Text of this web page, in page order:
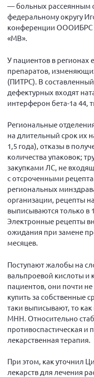
Конференция
Конференция
Конференция ВСЭ
Конференция
Документы
Первый съезд
Второй съезд
Четвертый съезд
Пятый съезд
Шестой съезд
ОФ «Фонд
склерозом»
Новости: Казахстан
Письма и
Нормативно-
Публичные отчеты
Исследования,
Всероссийская
"Рассеянный
ОООИБРС" (25-
Всероссийская
"Рассеянный
— больных рассеянным
федеральному округу
конференции ОООИБРС
«МВ».
У пациентов в регионах
препаратов,
(ПИТРС). В
дефектурных входят
интерферон бета-1а 44,
Региональные
на длительный срок их
1,5 года), отказы в
количества упаковок;
закупками ЛС, не
с отсроченными
региональных
организации, рецепты
выписываются только в
Электронные рецепты
ожидания при замене
месяцев.
Поступают жалобы на
вальпроевой кислоты
пациентов, они почти
купить за собственные
таки выписывают, то
МНН. Относительно
противоспастическая и
лекарственная терапия.
При этом, как уточнил
лекарств для лечения